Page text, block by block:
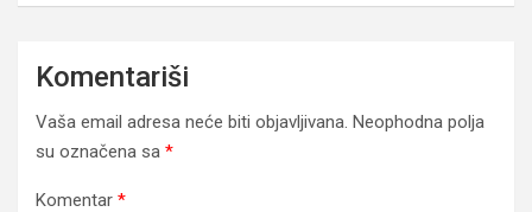
Komentariši
Vaša email adresa neće biti objavljivana. Neophodna polja
su označena sa *
Komentar *